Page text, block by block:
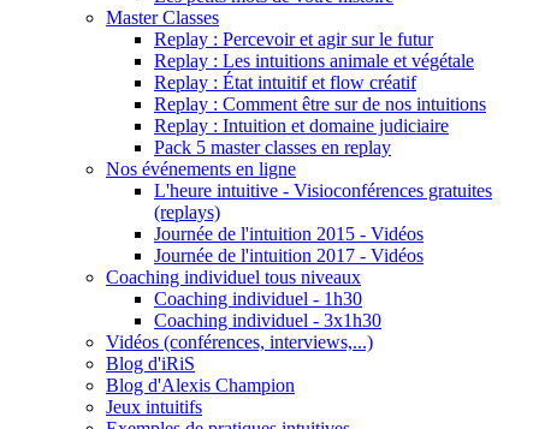
Master Classes
Replay : Percevoir et agir sur le futur
Replay : Les intuitions animale et végétale
Replay : État intuitif et flow créatif
Replay : Comment être sur de nos intuitions
Replay : Intuition et domaine judiciaire
Pack 5 master classes en replay
Nos événements en ligne
L'heure intuitive - Visioconférences gratuites
(replays)
Journée de l'intuition 2015 - Vidéos
Journée de l'intuition 2017 - Vidéos
Coaching individuel tous niveaux
Coaching individuel - 1h30
Coaching individuel - 3x1h30
Vidéos (conférences, interviews,...)
Blog d'iRiS
Blog d'Alexis Champion
Jeux intuitifs